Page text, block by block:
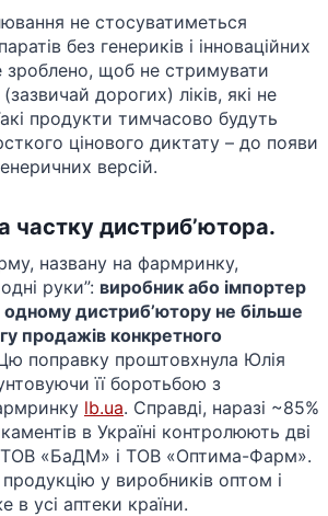
не стосуватиметься
без генериків і інноваційних
зроблено, щоб не стримувати
(зазвичай дорогих) ліків, які не
продукти тимчасово будуть
цінового диктату – до появи
версій.
дистриб’ютора.
названу на фармринку,
руки”: виробник або імпортер
дистриб’ютору не більше
продажів конкретного
поправку проштовхнула Юлія
її боротьбою з
lb.ua. Справді, наразі ~85%
в Україні контролюють дві
ТОВ «БаДМ» і ТОВ «Оптима-Фарм»​.
у виробників оптом і
в усі аптеки країни.